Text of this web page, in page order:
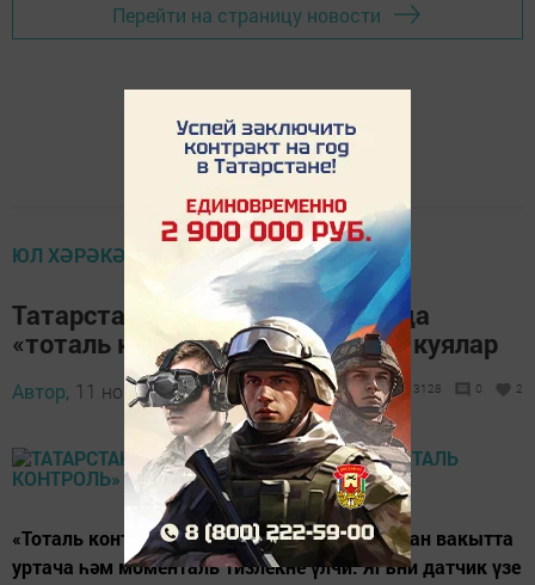
Перейти на страницу новости
ЮЛ ХӘРӘКӘТЕ ИМИНЛЕГЕ
Татарстанда тагын биш трассада
«тоталь контроль» камералары куялар
Автор, 11 ноябрь 2019 - 14:21 3128 0 2
«Тоталь контроль»дә камералар датчик узган вакытта
уртача һәм моменталь тизлекне үлчи. Ягъни датчик үзе